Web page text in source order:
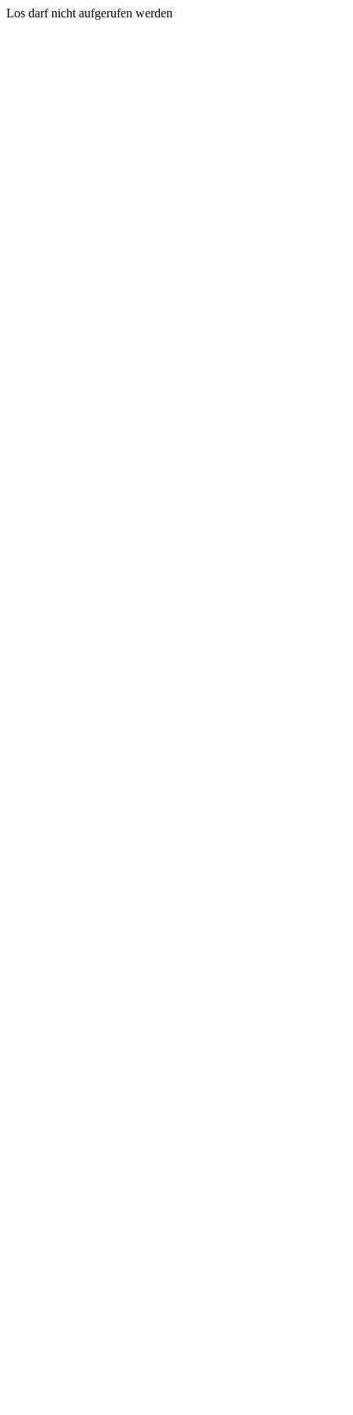
Los darf nicht aufgerufen werden